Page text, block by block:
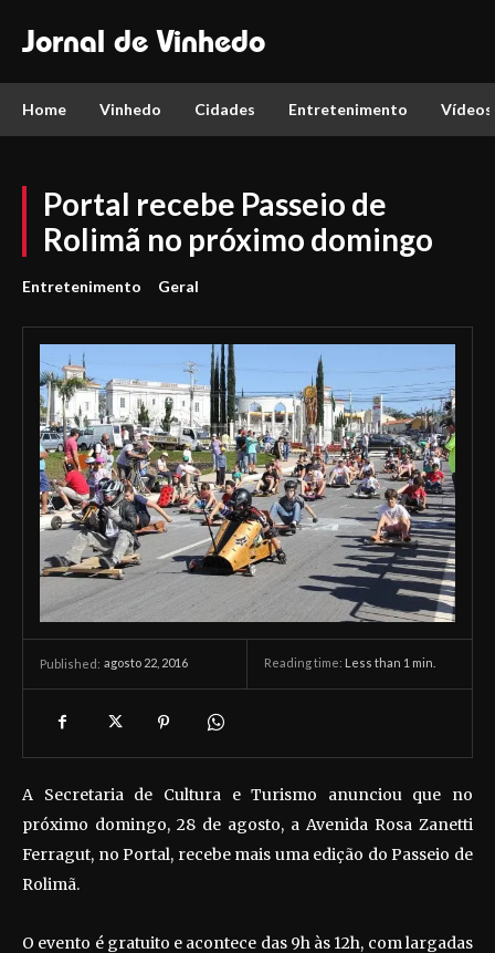
Jornal de Vinhedo
Home Vinhedo Cidades Entretenimento Vídeos
Portal recebe Passeio de
Rolimã no próximo domingo
Entretenimento Geral
Published: agosto 22, 2016 Reading time: Less than 1 min.
A Secretaria de Cultura e Turismo anunciou que no
próximo domingo, 28 de agosto, a Avenida Rosa Zanetti
Ferragut, no Portal, recebe mais uma edição do Passeio de
Rolimã.
O evento é gratuito e acontece das 9h às 12h, com largadas